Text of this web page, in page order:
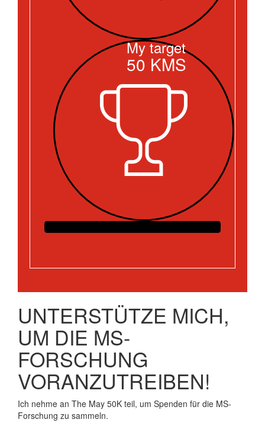
My target
50 KMS
UNTERSTÜTZE MICH,
UM DIE MS-
FORSCHUNG
VORANZUTREIBEN!
Ich nehme an The May 50K teil, um Spenden für die MS-
Forschung zu sammeln.